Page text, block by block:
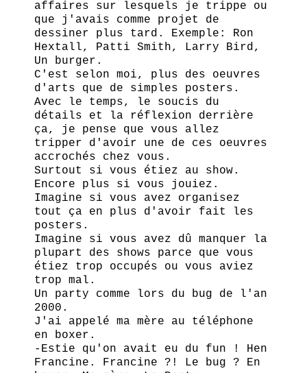
affaires sur lesquels je trippe ou
que j'avais comme projet de
dessiner plus tard. Exemple: Ron
Hextall, Patti Smith, Larry Bird,
Un burger.
C'est selon moi, plus des oeuvres
d'arts que de simples posters.
Avec le temps, le soucis du
détails et la réflexion derrière
ça, je pense que vous allez
tripper d'avoir une de ces oeuvres
accrochés chez vous.
Surtout si vous étiez au show.
Encore plus si vous jouiez.
Imagine si vous avez organisez
tout ça en plus d'avoir fait les
posters.
Imagine si vous avez dû manquer la
plupart des shows parce que vous
étiez trop occupés ou vous aviez
trop mal.
Un party comme lors du bug de l'an
2000.
J'ai appelé ma mère au téléphone
en boxer.
-Estie qu'on avait eu du fun ! Hen
Francine. Francine ?! Le bug ? En